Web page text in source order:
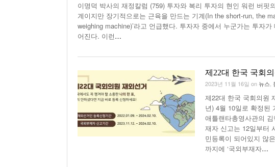
이명덕 박사의 재정칼럼 (759) 투자와 복리 투자의 현인 워런 버핏
계이지만 장기적으로는 근육을 만드는 기계(In the short-run, the
weighing machine)’라고 언급했다. 투자자 중에서 누군가는 투자
어진다. 이런…
제22대 한국 국회
2023년 11월 16일 on뉴스
제22대 한국 국회의원
년) 4월 10일로 확정된
애틀랜타총영사관의
재자 신고는 12일부터
민등록이 되어있지 않
까지에 ‘국외부재자…